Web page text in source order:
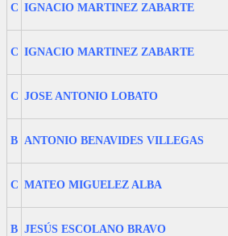
C IGNACIO MARTINEZ ZABARTE
C IGNACIO MARTINEZ ZABARTE
C JOSE ANTONIO LOBATO
B ANTONIO BENAVIDES VILLEGAS
C MATEO MIGUELEZ ALBA
B JESÚS ESCOLANO BRAVO